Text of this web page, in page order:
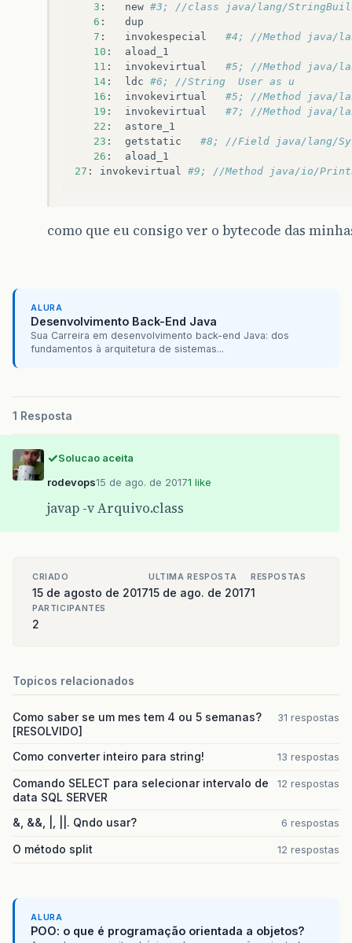
3 : new #3; //class java/lang/
6 :
dup
7 : invokespecial
#4; //Method java/
10 :
aload_1
11 : invokevirtual
#5; //Method java/
14 : ldc #6; //String  User as u
16 : invokevirtual
#5; //Method java/
19 : invokevirtual
#7; //Method java/
22 :
astore_1
23 : getstatic
#8; //Field java/lang/
26 :
aload_1
27 : invokevirtual #9; //Method java/io/
como que eu consigo ver o bytecode das
ALURA
Desenvolvimento Back-End Java
Sua Carreira em desenvolvimento back-end Java: dos
fundamentos à arquitetura de sistemas...
1 Resposta
Solucao aceita
rodevops15 de ago. de 20171 like
javap -v Arquivo.class
CRIADO
15 de agosto de 2017
ULTIMA RESPOSTA
15 de ago. de 2017
RESPOSTAS
1
PARTICIPANTES
2
Topicos relacionados
Como saber se um mes tem 4 ou 5 semanas?
[RESOLVIDO]
31 respostas
Como converter inteiro para string! 13 respostas
Comando SELECT para selecionar intervalo de
data SQL SERVER
12 respostas
&, &&, |, ||. Qndo usar? 6 respostas
O método split 12 respostas
ALURA
POO: o que é programação orientada a objetos?